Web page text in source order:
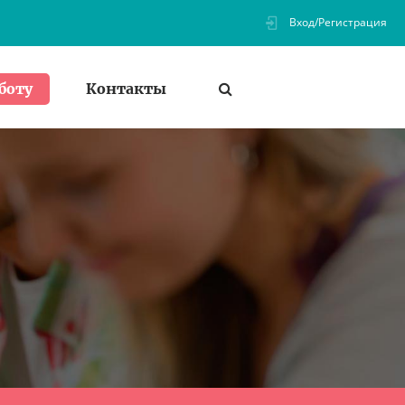
Вход/Регистрация
Контакты